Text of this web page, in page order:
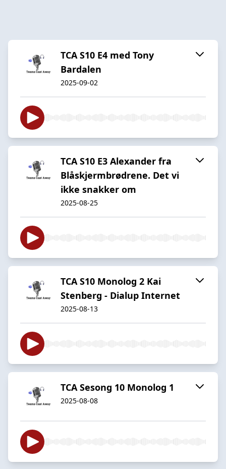
TCA S10 E4 med Tony
Bardalen
2025-09-02
TCA S10 E3 Alexander fra
Blåskjermbrødrene. Det vi
ikke snakker om
2025-08-25
TCA S10 Monolog 2 Kai
Stenberg - Dialup Internet
2025-08-13
TCA Sesong 10 Monolog 1
2025-08-08